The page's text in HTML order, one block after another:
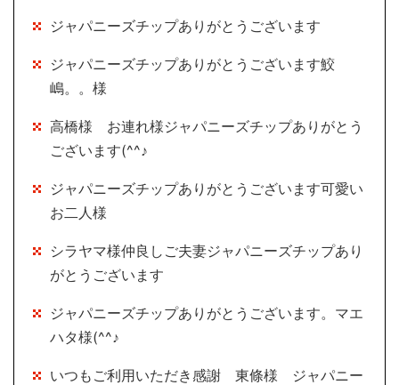
ジャパニーズチップありがとうございます
ジャパニーズチップありがとうございます鮫
嶋。。様
高橋様 お連れ様ジャパニーズチップありがとう
ございます(^^♪
ジャパニーズチップありがとうございます可愛い
お二人様
シラヤマ様仲良しご夫妻ジャパニーズチップあり
がとうございます
ジャパニーズチップありがとうございます。マエ
ハタ様(^^♪
いつもご利用いただき感謝 東條様 ジャパニー